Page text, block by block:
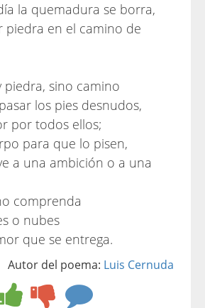
la quemadura se borra,
piedra en el camino de
piedra, sino camino
los pies desnudos,
por todos ellos;
para que lo pisen,
a una ambición o a una
comprenda
o nubes
que se entrega.
Autor del poema: Luis Cernuda